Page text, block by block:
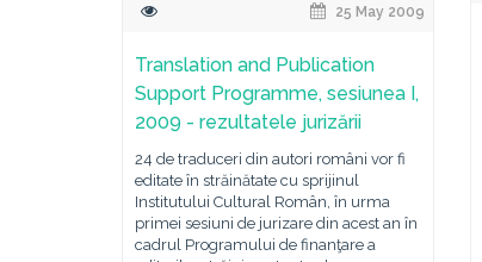
25 May 2009
Translation and Publication
Support Programme, sesiunea I,
2009 - rezultatele jurizării
24 de traduceri din autori români vor fi
editate în străinătate cu sprijinul
Institutului Cultural Român, în urma
primei sesiuni de jurizare din acest an în
cadrul Programului de finanţare a